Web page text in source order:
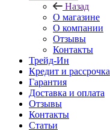
Назад
О магазине
О компании
Отзывы
Контакты
Трейд-Ин
Кредит и рассрочка
Гарантия
Доставка и оплата
Отзывы
Контакты
Статьи